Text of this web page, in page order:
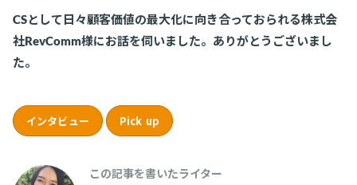
CSとして日々顧客価値の最大化に向き合っておられる株式会
社RevComm様にお話を伺いました。ありがとうございまし
た。
インタビュー Pick up
この記事を書いたライター